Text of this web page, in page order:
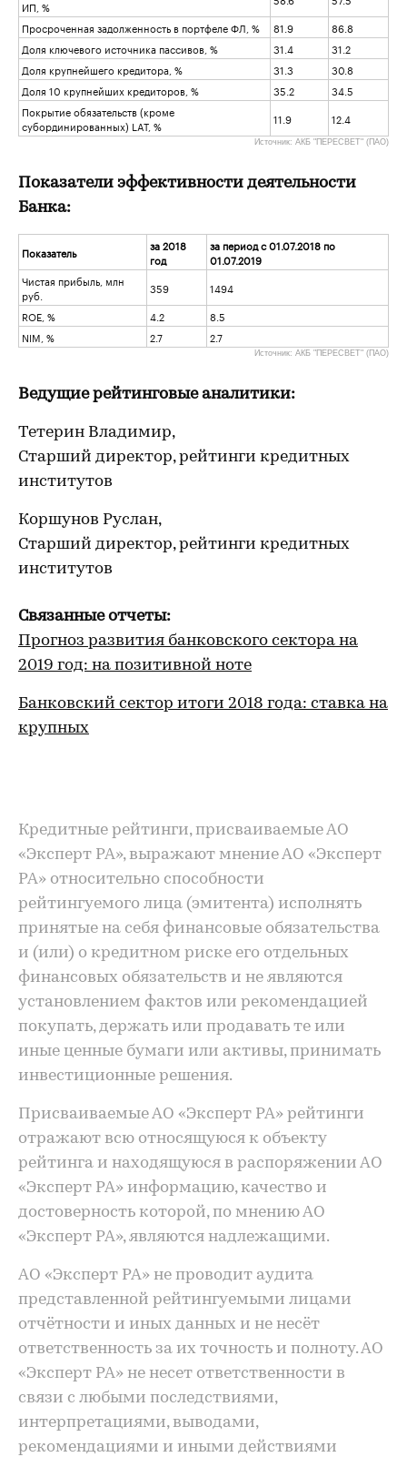
ИП, %
Просроченная задолженность в портфеле ФЛ, %
81.9
86.8
Доля ключевого источника пассивов, %
31.4
31.2
Доля крупнейшего кредитора, %
31.3
30.8
Доля 10 крупнейших кредиторов, %
35.2
34.5
Покрытие обязательств (кроме
субординированных) LAT, %
11.9 12.4
Источник: АКБ "ПЕРЕСВЕТ" (ПАО)
Показатели эффективности деятельности
Банка:
Показатель
за 2018
год
за период с 01.07.2018 по
01.07.2019
Чистая прибыль, млн
руб.
359
1494
ROE, %
4.2
8.5
NIM, %
2.7 2.7
Источник: АКБ "ПЕРЕСВЕТ" (ПАО)
Ведущие рейтинговые аналитики:
Тетерин Владимир,
Старший директор, рейтинги кредитных
институтов
Коршунов Руслан,
Старший директор, рейтинги кредитных
институтов
Связанные отчеты:
Прогноз развития банковского сектора на
2019 год: на позитивной ноте
Банковский сектор итоги 2018 года: ставка на
крупных
Кредитные рейтинги, присваиваемые АО
«Эксперт РА», выражают мнение АО «Эксперт
РА» относительно способности
рейтингуемого лица (эмитента) исполнять
принятые на себя финансовые обязательства
и (или) о кредитном риске его отдельных
финансовых обязательств и не являются
установлением фактов или рекомендацией
покупать, держать или продавать те или
иные ценные бумаги или активы, принимать
инвестиционные решения.
Присваиваемые АО «Эксперт РА» рейтинги
отражают всю относящуюся к объекту
рейтинга и находящуюся в распоряжении АО
«Эксперт РА» информацию, качество и
достоверность которой, по мнению АО
«Эксперт РА», являются надлежащими.
АО «Эксперт РА» не проводит аудита
представленной рейтингуемыми лицами
отчётности и иных данных и не несёт
ответственность за их точность и полноту. АО
«Эксперт РА» не несет ответственности в
связи с любыми последствиями,
интерпретациями, выводами,
рекомендациями и иными действиями